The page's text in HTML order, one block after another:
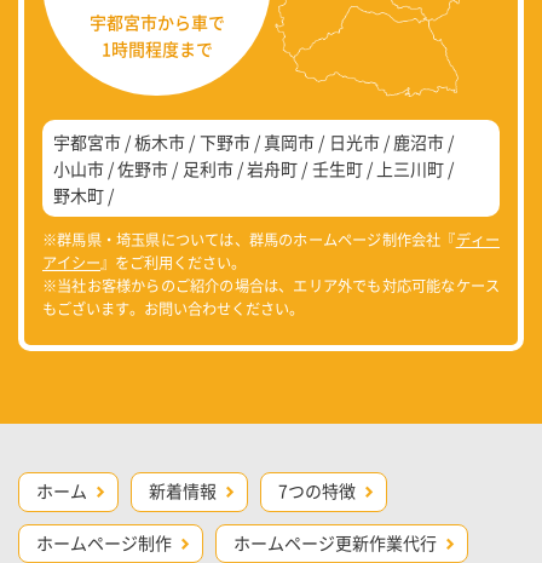
宇都宮市から車で
1時間程度まで
宇都宮市 栃木市 下野市 真岡市 日光市
鹿沼市
小山市 佐野市 足利市 岩舟町 壬生町
上三川町
野木町
※群馬県・埼玉県については、群馬のホームページ制作会社『ディー
アイシー』をご利用ください。
※当社お客様からのご紹介の場合は、エリア外でも対応可能なケース
もございます。お問い合わせください。
ホーム 新着情報 7つの特徴
ホームページ制作 ホームページ更新作業代行